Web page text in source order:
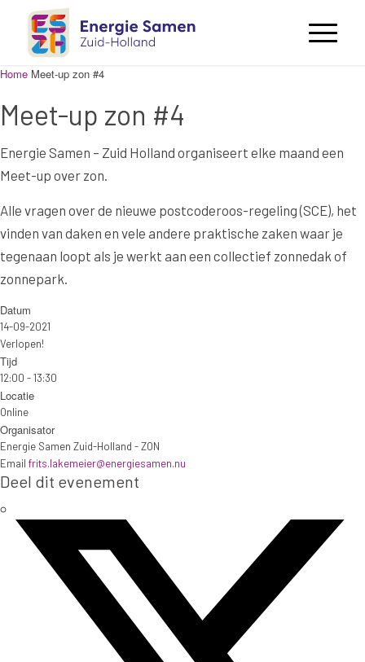
Home Meet-up zon #4
Meet-up zon #4
Energie Samen – Zuid Holland organiseert elke maand een
Meet-up over zon.
Alle vragen over de nieuwe postcoderoos-regeling (SCE), het
vinden van daken en vele andere praktische zaken waar je
tegenaan loopt als je werkt aan een collectief zonnedak of
zonnepark.
Datum
14-09-2021
Verlopen!
Tijd
12:00 - 13:30
Locatie
Online
Organisator
Energie Samen Zuid-Holland - ZON
Email frits.lakemeier@energiesamen.nu
Deel dit evenement